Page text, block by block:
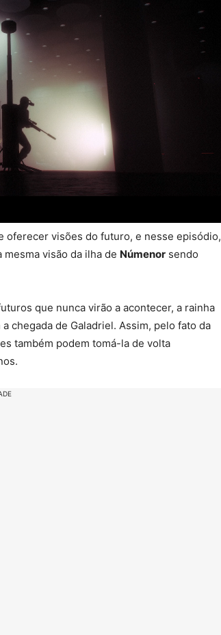
oferecer visões do futuro, e nesse episódio,
visão da ilha de Númenor sendo
que nunca virão a acontecer, a rainha
chegada de Galadriel. Assim, pelo fato da
também podem tomá-la de volta